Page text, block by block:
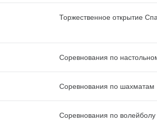
Торжественное открытие
Соревнования по
Соревнования по шахматам
Соревнования по волейболу